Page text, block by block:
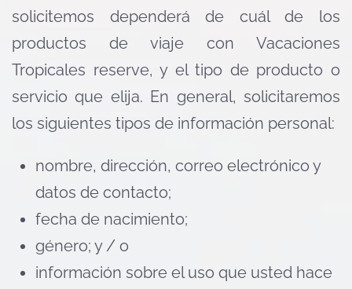
solicitemos dependerá de cuál de los
productos de viaje con Vacaciones
Tropicales reserve, y el tipo de producto o
servicio que elija. En general, solicitaremos
los siguientes tipos de información personal:
nombre, dirección, correo electrónico y
datos de contacto;
fecha de nacimiento;
género; y / o
información sobre el uso que usted hace